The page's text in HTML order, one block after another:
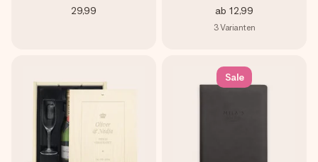
29,99 ab 12,99
3Varianten
Sale